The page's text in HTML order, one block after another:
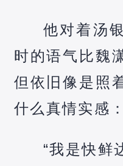
他对着汤
时的语气比魏
但依旧像是照
什么真情实感：
“我是快鲜